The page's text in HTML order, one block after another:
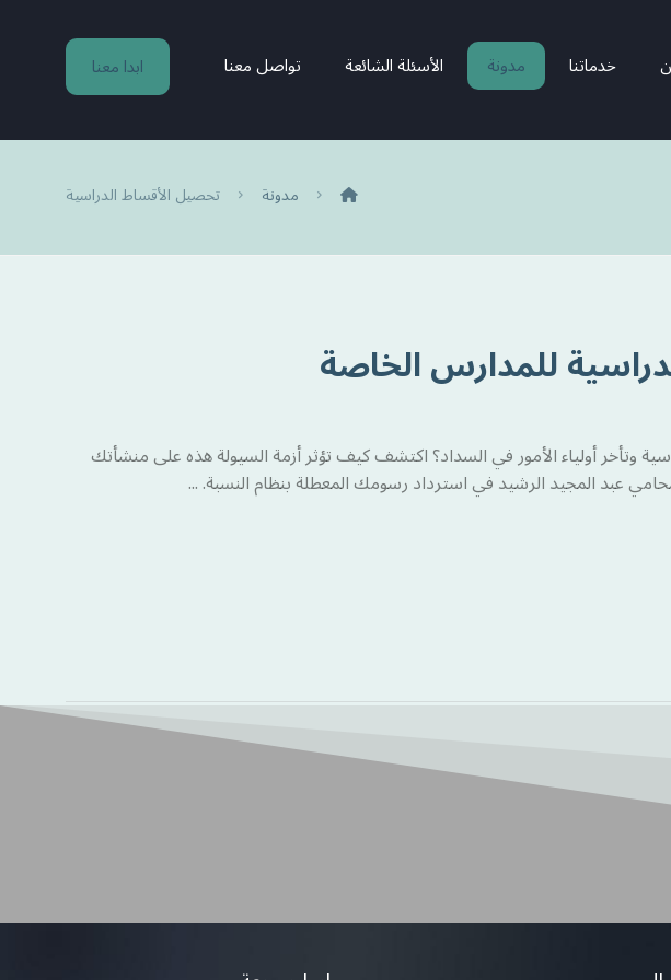
ابدا معنا خدماتنا مدونة الأسئلة الشائعة تواصل معنا
مدونة تحصيل الأقساط الدراسية
للمدارس الخاصة
وتأخر أولياء الأمور في السداد؟ اكتشف كيف تؤثر أزمة السيولة هذه على منشأتك
عبد المجيد الرشيد في استرداد رسومك المعطلة بنظام النسبة. ...